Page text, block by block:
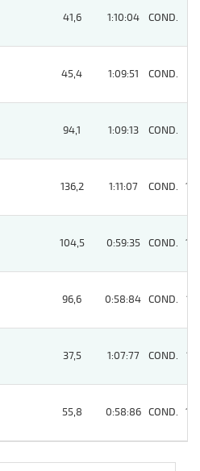
41,6 1:10:04 COND.
45,4 1:09:51 COND.
94,1 1:09:13 COND.
136,2 1:11:07 COND. 12
104,5 0:59:35 COND. 13
96,6 0:58:84 COND. 11
37,5 1:07:77 COND. 11
55,8 0:58:86 COND. 13